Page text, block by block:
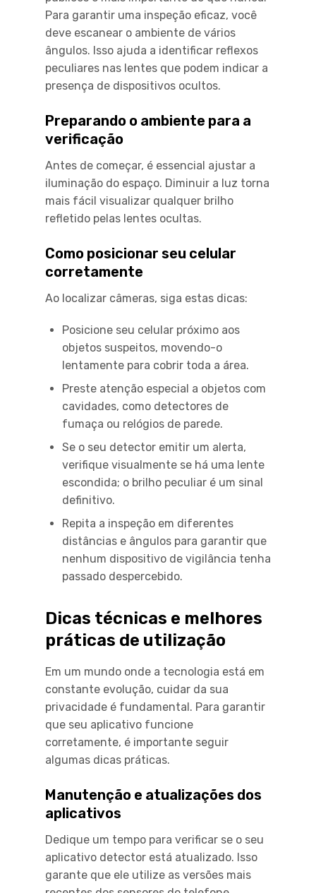
Para garantir uma inspeção eficaz, você
deve escanear o ambiente de vários
ângulos. Isso ajuda a identificar reflexos
peculiares nas lentes que podem indicar a
presença de dispositivos ocultos.
Preparando o ambiente para a
verificação
Antes de começar, é essencial ajustar a
iluminação do espaço. Diminuir a luz torna
mais fácil visualizar qualquer brilho
refletido pelas lentes ocultas.
Como posicionar seu celular
corretamente
Ao localizar câmeras, siga estas dicas:
Posicione seu celular próximo aos
objetos suspeitos, movendo-o
lentamente para cobrir toda a área.
Preste atenção especial a objetos com
cavidades, como detectores de
fumaça ou relógios de parede.
Se o seu detector emitir um alerta,
verifique visualmente se há uma lente
escondida; o brilho peculiar é um sinal
definitivo.
Repita a inspeção em diferentes
distâncias e ângulos para garantir que
nenhum dispositivo de vigilância tenha
passado despercebido.
Dicas técnicas e melhores
práticas de utilização
Em um mundo onde a tecnologia está em
constante evolução, cuidar da sua
privacidade é fundamental. Para garantir
que seu aplicativo funcione
corretamente, é importante seguir
algumas dicas práticas.
Manutenção e atualizações dos
aplicativos
Dedique um tempo para verificar se o seu
aplicativo detector está atualizado. Isso
garante que ele utilize as versões mais